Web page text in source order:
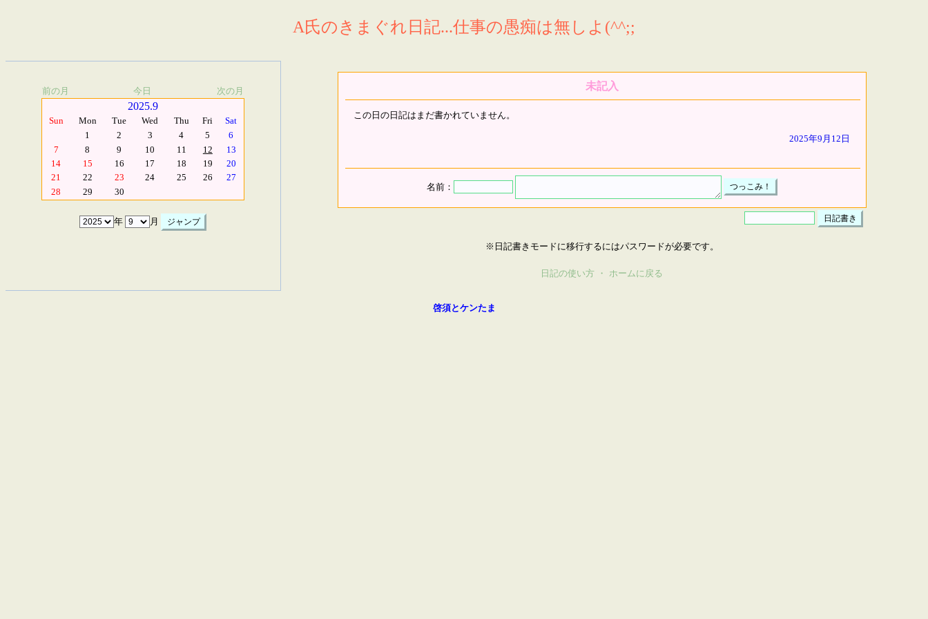
A氏のきまぐれ日記...仕事の愚痴は無しよ(^^;;
前の月 今日 次の月
2025.9
Sun Mon Tue Wed Thu Fri
Sat
1
2 3 4 5
6
7
8 9 10 11 12
13
14
15 16 17 18 19
20
21
22 23 24 25 26
27
28
29 30
年 月
未記入
この日の日記はまだ書かれていません。
2025年9月12日
名前：
※日記書きモードに移行するにはパスワードが必要です。
日記の使い方 ・ ホームに戻る
啓須とケンたま